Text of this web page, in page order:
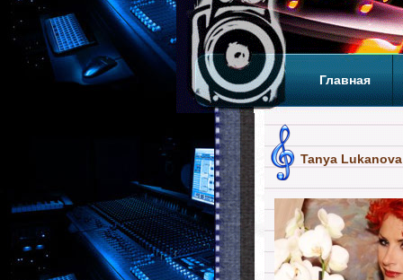
Главная
Tanya Lukanova